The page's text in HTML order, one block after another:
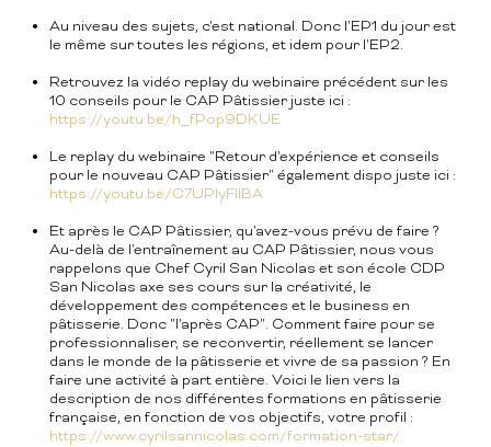
Au niveau des sujets, c'est national. Donc l'EP1 du jour est
le même sur toutes les régions, et idem pour l'EP2.
Retrouvez la vidéo replay du webinaire précédent sur les
10 conseils pour le CAP Pâtissier juste ici :
https://youtu.be/h_fPop9DKUE
Le replay du webinaire "Retour d'expérience et conseils
pour le nouveau CAP Pâtissier" également dispo juste ici :
https://youtu.be/C7UPIyFlIBA
Et après le CAP Pâtissier, qu'avez-vous prévu de faire ?
Au-delà de l'entraînement au CAP Pâtissier, nous vous
rappelons que Chef Cyril San Nicolas et son école CDP
San Nicolas axe ses cours sur la créativité, le
développement des compétences et le business en
pâtisserie. Donc "l'après CAP". Comment faire pour se
professionnaliser, se reconvertir, réellement se lancer
dans le monde de la pâtisserie et vivre de sa passion ? En
faire une activité à part entière. Voici le lien vers la
description de nos différentes formations en pâtisserie
française, en fonction de vos objectifs, votre profil :
https://www.cyrilsannicolas.com/formation-star/